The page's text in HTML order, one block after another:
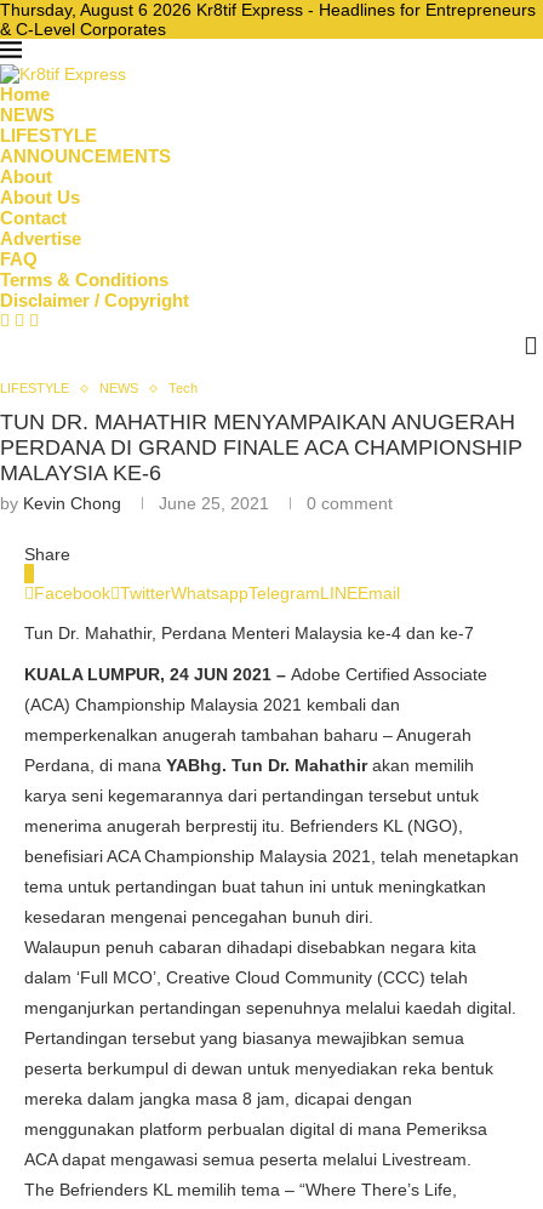
Thursday, August 6 2026 Kr8tif Express - Headlines for Entrepreneurs
& C-Level Corporates
Home
NEWS
LIFESTYLE
ANNOUNCEMENTS
About
About Us
Contact
Advertise
FAQ
Terms & Conditions
Disclaimer / Copyright
LIFESTYLE NEWS Tech
TUN DR. MAHATHIR MENYAMPAIKAN ANUGERAH
PERDANA DI GRAND FINALE ACA CHAMPIONSHIP
MALAYSIA KE-6
by Kevin Chong June 25, 2021 0 comment
Share
Facebook TwitterWhatsappTelegramLINEEmail
Tun Dr. Mahathir, Perdana Menteri Malaysia ke-4 dan ke-7
KUALA LUMPUR, 24 JUN 2021 – Adobe Certified Associate
(ACA) Championship Malaysia 2021 kembali dan
memperkenalkan anugerah tambahan baharu – Anugerah
Perdana, di mana YABhg. Tun Dr. Mahathirakan memilih
karya seni kegemarannya dari pertandingan tersebut untuk
menerima anugerah berprestij itu. Befrienders KL (NGO),
benefisiari ACA Championship Malaysia 2021, telah menetapkan
tema untuk pertandingan buat tahun ini untuk meningkatkan
kesedaran mengenai pencegahan bunuh diri.
Walaupun penuh cabaran dihadapi disebabkan negara kita
dalam ‘Full MCO’, Creative Cloud Community (CCC) telah
menganjurkan pertandingan sepenuhnya melalui kaedah digital.
Pertandingan tersebut yang biasanya mewajibkan semua
peserta berkumpul di dewan untuk menyediakan reka bentuk
mereka dalam jangka masa 8 jam, dicapai dengan
menggunakan platform perbualan digital di mana Pemeriksa
ACA dapat mengawasi semua peserta melalui Livestream.
The Befrienders KL memilih tema – “Where There’s Life,